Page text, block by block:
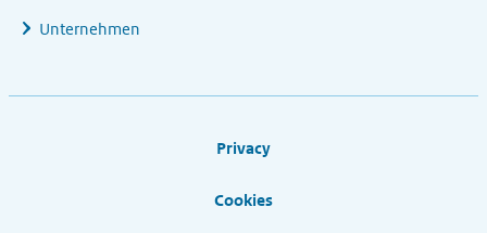
Unternehmen
Privacy
Cookies